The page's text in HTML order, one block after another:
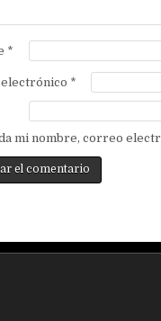
*
*
mi nombre, correo